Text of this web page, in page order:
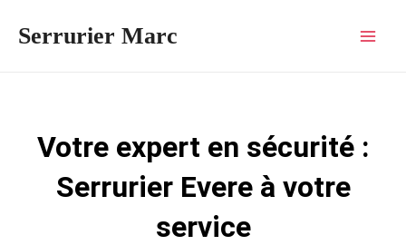
Serrurier Marc
Votre expert en sécurité :
Serrurier Evere à votre
service